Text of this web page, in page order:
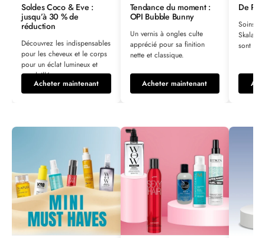
Soldes Coco & Eve :
jusqu’à 30 % de
réduction
Découvrez les indispensables
pour les cheveux et le corps
pour un éclat lumineux et
ensoleillé.
Acheter maintenant
Tendance du moment :
OPI Bubble Bunny
Un vernis à ongles culte
apprécié pour sa finition
nette et classique.
Acheter maintenant
De
Soins
Skala –
sont de